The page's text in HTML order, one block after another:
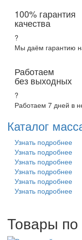
100% гарантия
качества
?
Мы даём гарантию
Работаем
без выходных
?
Работаем 7 дней в
Каталог
Узнать подробнее
Узнать подробнее
Узнать подробнее
Узнать подробнее
Узнать подробнее
Узнать подробнее
Товары по